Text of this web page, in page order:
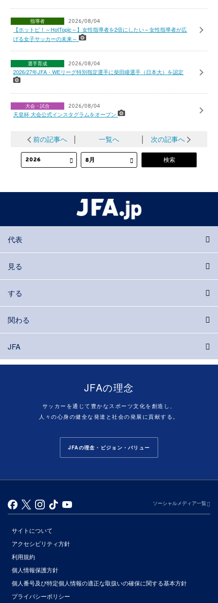
指導者 2026/08/04
【ホットピ！～HotTopic～】女性指導者を2倍にしたい～女性指導者が広
げる女子サッカーの未来～
選手育成 2026/08/04
2026/27年JFA・WEリーグ特別指定選手に柴田瞳選手（日本大）を認定
大会・試合 2026/08/04
天皇杯 大会公式インスタグラムをオープン
前の記事へ 一覧へ 次の記事へ
代表
見る
する
関わる
JFA
JFAの理念
サッカーを通じて豊かなスポーツ文化を創造し、
人々の心身の健全な発達と社会の発展に貢献する。
JFAの理念・ビジョン・バリュー
ソーシャルメディア一覧
サイトについて
アクセシビリティ方針
利用規約
個人情報保護方針
個人番号及び特定個人情報の適正な取扱いの確保に関する基本方針
プライバシーポリシー